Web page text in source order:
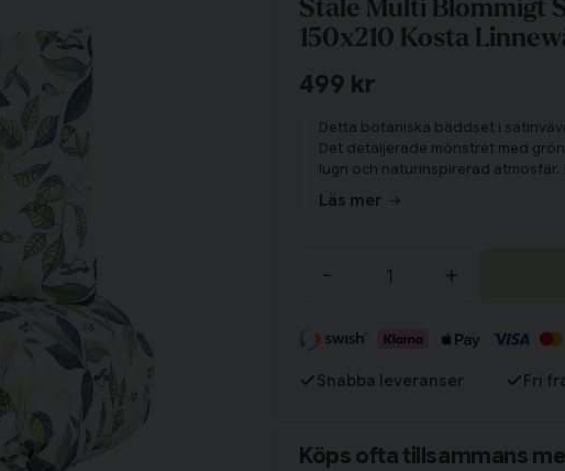
Stale Multi Blommigt
150x210 Kosta
499 kr
Detta botaniska bäddset i
Det detaljerade mönstret med
lugn och naturinspirerad atmosfär.
elegant lyster som höjer
Läs mer
- +
Snabba leveranser Fri
Köps ofta tillsammans
Har du alla tillbehör?
Fortsätt handla